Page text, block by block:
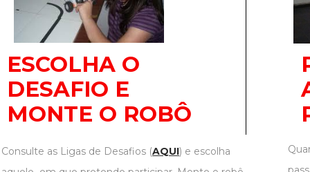
ESCOLHA O
DESAFIO E
MONTE O ROBÔ
Consulte as Ligas de Desafios (AQUI) e escolha